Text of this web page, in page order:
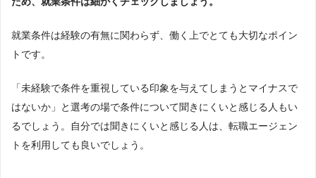
就業条件は経験の有無に関わらず、働く上でとても大切なポイン
トです。
「未経験で条件を重視している印象を与えてしまうとマイナスで
はないか」と選考の場で条件について聞きにくいと感じる人もい
るでしょう。自分では聞きにくいと感じる人は、転職エージェン
トを利用しても良いでしょう。